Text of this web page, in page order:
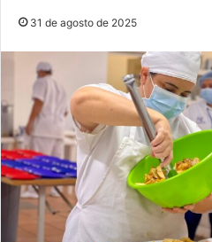
31 de agosto de 2025